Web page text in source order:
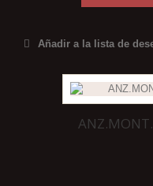
Añadir a la lista de